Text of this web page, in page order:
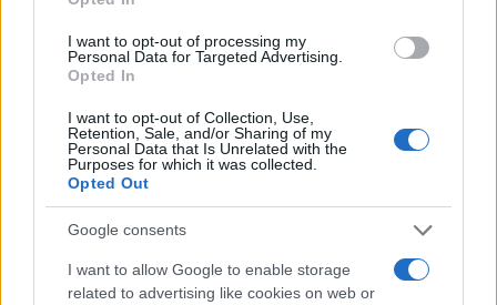
I want to opt-out of processing my
Personal Data for Targeted Advertising.
Opted In
I want to opt-out of Collection, Use,
Retention, Sale, and/or Sharing of my
Personal Data that Is Unrelated with the
Purposes for which it was collected.
Opted Out
Google consents
I want to allow Google to enable storage
related to advertising like cookies on web or
Fare il bagno dopo pranzo: quando è sicuro e quando
Camilla Fiore · 10 Ago 2026
ALIMENTAZIONE
Brooklyn Beckham e la ricetta controversa con
l’acqua di mare
Beatrice Bonaventura · 10 Ago 2026
BELLEZZA